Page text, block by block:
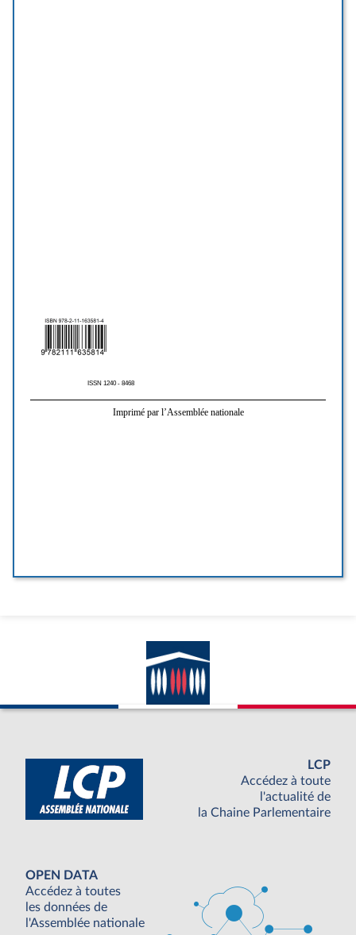
LCP
Accédez à toute
l'actualité de
la Chaine Parlementaire
OPEN DATA
Accédez à toutes
les données de
l'Assemblée nationale